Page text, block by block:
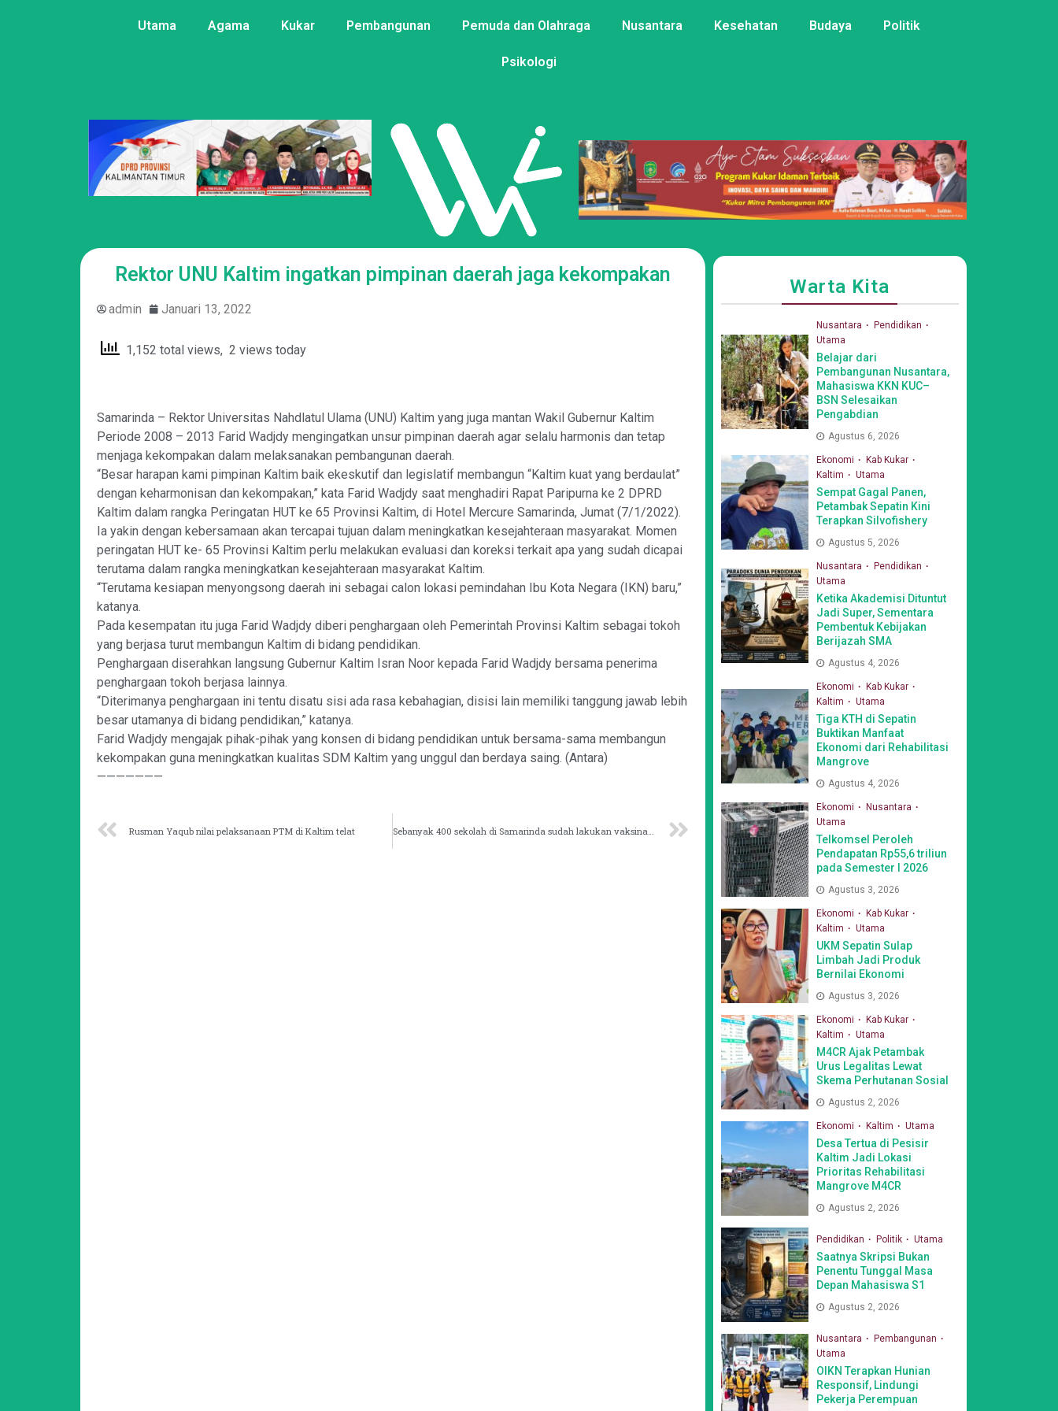
Utama Agama Kukar Pembangunan Pemuda dan Olahraga Nusantara Kesehatan Budaya Politik
Psikologi
Rektor UNU Kaltim ingatkan pimpinan daerah jaga kekompakan
admin Januari 13, 2022
1,152 total views, 2 views today
Samarinda – Rektor Universitas Nahdlatul Ulama (UNU) Kaltim yang juga mantan Wakil Gubernur Kaltim
Periode 2008 – 2013 Farid Wadjdy mengingatkan unsur pimpinan daerah agar selalu harmonis dan tetap
menjaga kekompakan dalam melaksanakan pembangunan daerah.
“Besar harapan kami pimpinan Kaltim baik ekeskutif dan legislatif membangun “Kaltim kuat yang berdaulat”
dengan keharmonisan dan kekompakan,” kata Farid Wadjdy saat menghadiri Rapat Paripurna ke 2 DPRD
Kaltim dalam rangka Peringatan HUT ke 65 Provinsi Kaltim, di Hotel Mercure Samarinda, Jumat (7/1/2022).
Ia yakin dengan kebersamaan akan tercapai tujuan dalam meningkatkan kesejahteraan masyarakat. Momen
peringatan HUT ke- 65 Provinsi Kaltim perlu melakukan evaluasi dan koreksi terkait apa yang sudah dicapai
terutama dalam rangka meningkatkan kesejahteraan masyarakat Kaltim.
“Terutama kesiapan menyongsong daerah ini sebagai calon lokasi pemindahan Ibu Kota Negara (IKN) baru,”
katanya.
Pada kesempatan itu juga Farid Wadjdy diberi penghargaan oleh Pemerintah Provinsi Kaltim sebagai tokoh
yang berjasa turut membangun Kaltim di bidang pendidikan.
Penghargaan diserahkan langsung Gubernur Kaltim Isran Noor kepada Farid Wadjdy bersama penerima
penghargaan tokoh berjasa lainnya.
“Diterimanya penghargaan ini tentu disatu sisi ada rasa kebahagian, disisi lain memiliki tanggung jawab lebih
besar utamanya di bidang pendidikan,” katanya.
Farid Wadjdy mengajak pihak-pihak yang konsen di bidang pendidikan untuk bersama-sama membangun
kekompakan guna meningkatkan kualitas SDM Kaltim yang unggul dan berdaya saing. (Antara)
———————
Rusman Yaqub nilai pelaksanaan PTM di Kaltim telat
Warta Kita
Nusantara
Pendidikan
Utama
Belajar dari
Pembangunan Nusantara,
Mahasiswa KKN KUC–
BSN Selesaikan
Pengabdian
Agustus 6, 2026
Ekonomi
Kab Kukar
Kaltim
Utama
Sempat Gagal Panen,
Petambak Sepatin Kini
Terapkan Silvofishery
Agustus 5, 2026
Nusantara
Pendidikan
Utama
Ketika Akademisi Dituntut
Jadi Super, Sementara
Pembentuk Kebijakan
Berijazah SMA
Agustus 4, 2026
Ekonomi
Kab Kukar
Kaltim
Utama
Tiga KTH di Sepatin
Buktikan Manfaat
Ekonomi dari Rehabilitasi
Mangrove
Agustus 4, 2026
Ekonomi
Nusantara
Utama
Telkomsel Peroleh
Pendapatan Rp55,6 triliun
pada Semester I 2026
Agustus 3, 2026
Ekonomi
Kab Kukar
Kaltim
Utama
UKM Sepatin Sulap
Limbah Jadi Produk
Bernilai Ekonomi
Agustus 3, 2026
Ekonomi
Kab Kukar
Kaltim
Utama
M4CR Ajak Petambak
Urus Legalitas Lewat
Skema Perhutanan Sosial
Agustus 2, 2026
Ekonomi Kaltim Utama
Desa Tertua di Pesisir
Kaltim Jadi Lokasi
Prioritas Rehabilitasi
Mangrove M4CR
Agustus 2, 2026
Pendidikan Politik Utama
Saatnya Skripsi Bukan
Penentu Tunggal Masa
Depan Mahasiswa S1
Agustus 2, 2026
Nusantara
Pembangunan
Utama
OIKN Terapkan Hunian
Responsif, Lindungi
Pekerja Perempuan